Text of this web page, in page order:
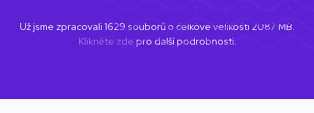
Už jsme zpracovali 1629 souborů o celkové velikosti 2087 MB.
Klikněte zde pro další podrobnosti.